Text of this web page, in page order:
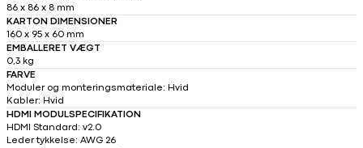
86 x 86 x 8 mm
KARTON DIMENSIONER
160 x 95 x 60 mm
EMBALLERET VÆGT
0,3 kg
FARVE
Moduler og monteringsmateriale: Hvid
Kabler: Hvid
HDMI MODULSPECIFIKATION
HDMI Standard: v2.0
Leder tykkelse: AWG 26